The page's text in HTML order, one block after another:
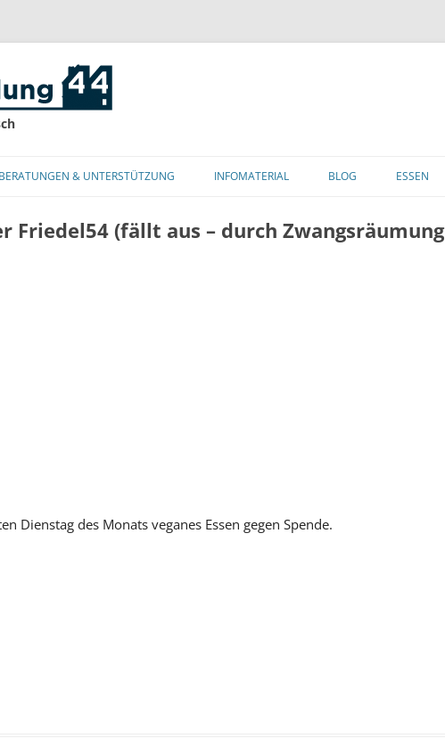
Inhalt
BERATUNGEN & UNTERSTÜTZUNG INFOMATERIAL BLOG ESSEN
Friedel54 (fällt aus – durch Zwangsräumung
Dienstag des Monats veganes Essen gegen Spende.